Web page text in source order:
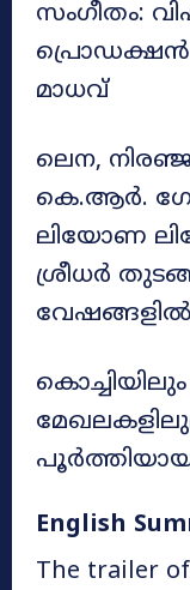
സംഗീതം:
പ്രൊഡക്ഷൻ
മാധവ്
ലെന,
കെ.ആർ.
ലിയോണ
ശ്രീധർ
കൊച്ചിയിലും
English
The trailer of